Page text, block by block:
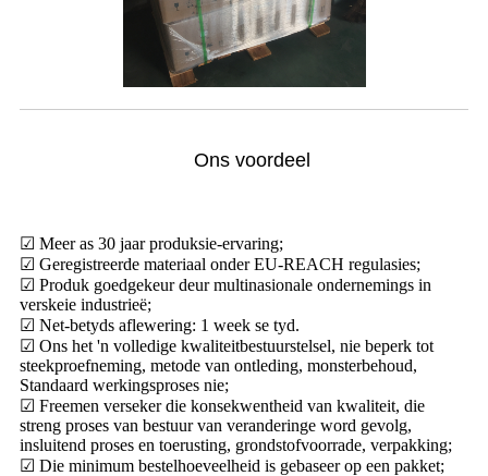
Ons voordeel
☑ Meer as 30 jaar produksie-ervaring;
☑ Geregistreerde materiaal onder EU-REACH regulasies;
☑ Produk goedgekeur deur multinasionale ondernemings in
verskeie industrieë;
☑ Net-betyds aflewering: 1 week se tyd.
☑ Ons het 'n volledige kwaliteitbestuurstelsel, nie beperk tot
steekproefneming, metode van ontleding, monsterbehoud,
Standaard werkingsproses nie;
☑ Freemen verseker die konsekwentheid van kwaliteit, die
streng proses van bestuur van veranderinge word gevolg,
insluitend proses en toerusting, grondstofvoorrade, verpakking;
☑ Die minimum bestelhoeveelheid is gebaseer op een pakket;